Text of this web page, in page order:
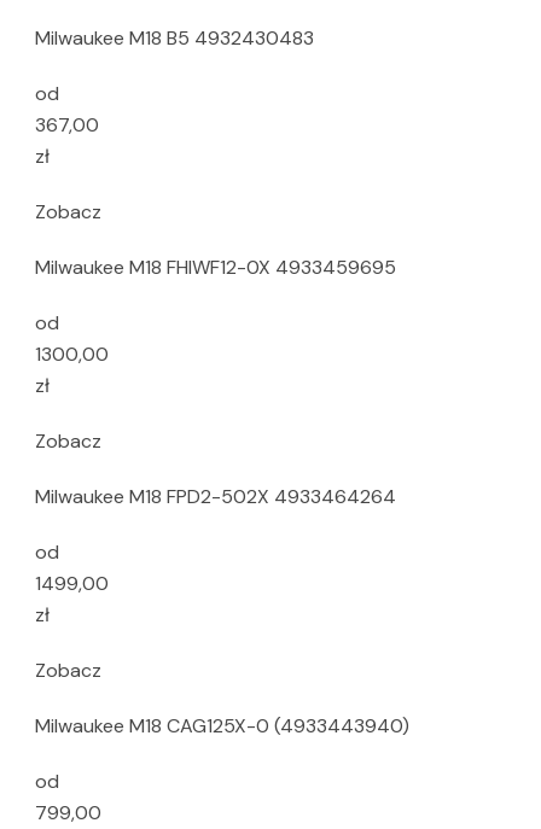
Milwaukee M18 B5 4932430483
od
367,00
zł
Zobacz
Milwaukee M18 FHIWF12-0X 4933459695
od
1300,00
zł
Zobacz
Milwaukee M18 FPD2-502X 4933464264
od
1499,00
zł
Zobacz
Milwaukee M18 CAG125X-0 (4933443940)
od
799,00